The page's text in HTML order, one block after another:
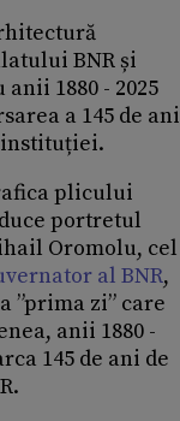
BNR și
1880 - 2025
a 145 de ani
plicului
portretul
Oromolu, cel
al BNR,
”prima zi” care
anii 1880 -
145 de ani de